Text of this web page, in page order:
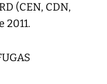
(CEN, CDN,
2011.